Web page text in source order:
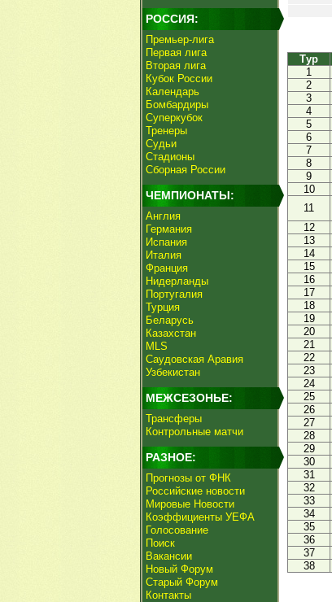
РОССИЯ:
Премьер-лига
Первая лига
Вторая лига
Кубок России
Календарь
Бомбардиры
Суперкубок
Тренеры
Судьи
Стадионы
Сборная России
ЧЕМПИОНАТЫ:
Англия
Германия
Испания
Италия
Франция
Нидерланды
Португалия
Турция
Беларусь
Казахстан
MLS
Саудовская Аравия
Узбекистан
МЕЖСЕЗОНЬЕ:
Трансферы
Контрольные матчи
РАЗНОЕ:
Прогнозы от ФНК
Российские новости
Мировые Новости
Коэффициенты УЕФА
Голосование
Поиск
Вакансии
Новый Форум
Старый Форум
Контакты
Тур
1
2
3
4
5
6
7
8
9
10
11
12
13
14
15
16
17
18
19
20
21
22
23
24
25
26
27
28
29
30
31
32
33
34
35
36
37
38